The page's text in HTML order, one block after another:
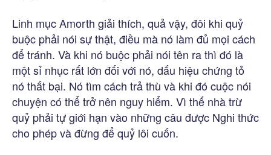
Linh mục Amorth giải thích, quả vậy, đôi khi quỷ
buộc phải nói sự thật, điều mà nó làm đủ mọi cách
để tránh. Và khi nó buộc phải nói tên ra thì đó là
một sỉ nhục rất lớn đối với nó, dấu hiệu chứng tỏ
nó thất bại. Nó tìm cách trả thù và khi đó cuộc nói
chuyện có thể trở nên nguy hiểm. Vì thế nhà trừ
quỷ phải tự giới hạn vào những câu được Nghi thức
cho phép và đừng để quỷ lôi cuốn.